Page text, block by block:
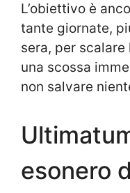
L’obiettivo è
tante giornate,
sera, per
una scossa
non salvare
esonero